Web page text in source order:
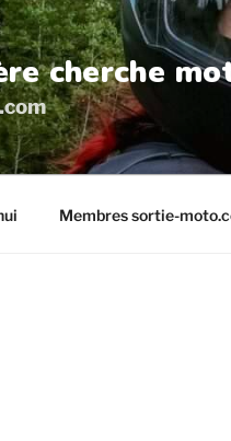
cherche
Membres sortie-